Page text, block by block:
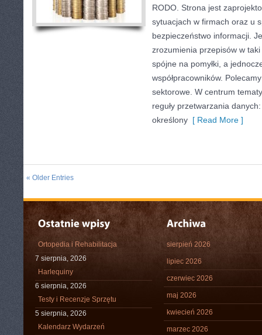
RODO. Strona jest
sytuacjach w firmach oraz u
bezpieczeństwo informacji.
zrozumienia przepisów w
spójne na pomyłki, a
współpracowników.
sektorowe. W centrum
reguły przetwarzania
określony [ Read More ]
« Older Entries
Ortopedia i Rehabilitacja
7 sierpnia, 2026
Harlequiny
6 sierpnia, 2026
Testy i Recenzje Sprzętu
5 sierpnia, 2026
Kalendarz Wydarzeń
sierpień 2026
lipiec 2026
czerwiec 2026
maj 2026
kwiecień 2026
marzec 2026